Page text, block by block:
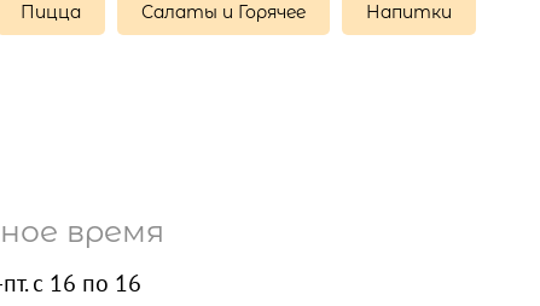
Пицца Салаты и Горячее Напитки
время
с 16 по 16